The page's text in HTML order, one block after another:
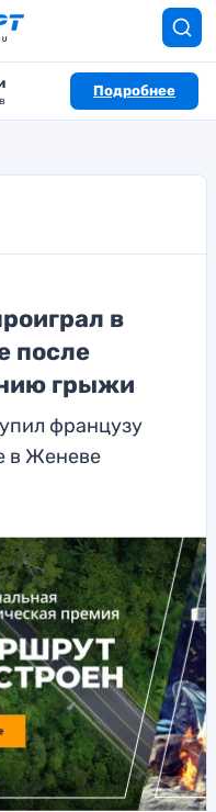
Подробнее
в
после
грыжи
французу
в Женеве